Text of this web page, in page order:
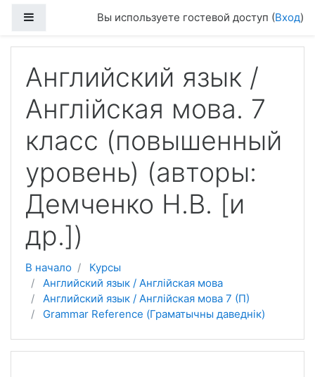
Боковая панельВы используете гостевой доступ (Вход)
Английский язык /
Англійская мова. 7
клаcс (повышенный
уровень) (авторы:
Демченко Н.В. [и
др.])
В начало
Курсы
Английский язык / Англійская мова
Английский язык / Англійская мова 7 (П)
Grammar Reference (Граматычны даведнік)